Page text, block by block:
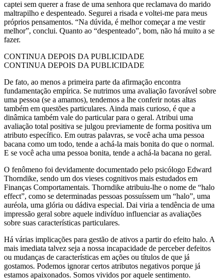
captei sem querer a frase de uma senhora que reclamava do marido
maltrapilho e despenteado. Segurei a risada e voltei-me para meus
próprios pensamentos. “Na dúvida, é melhor começar a me vestir
melhor”, conclui. Quanto ao “despenteado”, bom, não há muito a se
fazer.
CONTINUA DEPOIS DA PUBLICIDADE
CONTINUA DEPOIS DA PUBLICIDADE
De fato, ao menos a primeira parte da afirmação encontra
fundamentação empírica. Se nutrimos uma avaliação favorável sobre
uma pessoa (se a amamos), tendemos a lhe conferir notas altas
também em questões particulares. Ainda mais curioso, é que a
dinâmica também vale do particular para o geral. Atribui uma
avaliação total positiva se julgou previamente de forma positiva um
atributo específico. Em outras palavras, se você acha uma pessoa
bacana como um todo, tende a achá-la mais bonita do que o normal.
E se você acha uma pessoa bonita, tende a achá-la bacana no geral.
O fenômeno foi devidamente documentado pelo psicólogo Edward
Thorndike, sendo um dos vieses cognitivos mais estudados em
Finanças Comportamentais. Thorndike atribuiu-lhe o nome de “halo
effect”, como se determinadas pessoas possuíssem um “halo”, uma
auréola, uma glória ou dádiva especial. Dai viria a tendência de uma
impressão geral sobre aquele indivíduo influenciar as avaliações
sobre suas características particulares.
Há várias implicações para gestão de ativos a partir do efeito halo. A
mais imediata talvez seja a nossa incapacidade de perceber defeitos
ou mudanças de características em ações ou títulos de que já
gostamos. Podemos ignorar certos atributos negativos porque já
estamos apaixonados. Somos vividos por aquele sentimento.